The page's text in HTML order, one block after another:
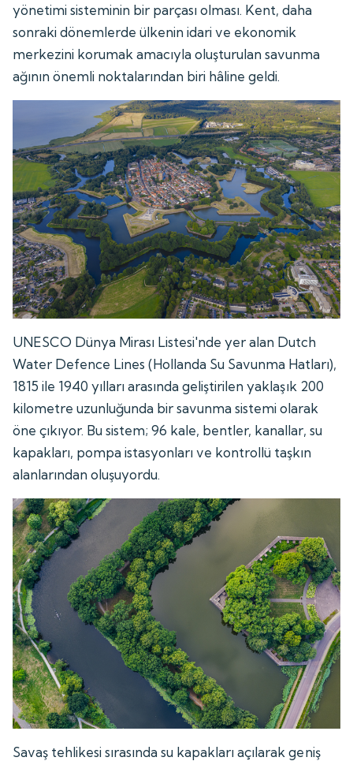
yönetimi sisteminin bir parçası olması. Kent, daha
sonraki dönemlerde ülkenin idari ve ekonomik
merkezini korumak amacıyla oluşturulan savunma
ağının önemli noktalarından biri hâline geldi.
UNESCO Dünya Mirası Listesi'nde yer alan Dutch
Water Defence Lines (Hollanda Su Savunma Hatları),
1815 ile 1940 yılları arasında geliştirilen yaklaşık 200
kilometre uzunluğunda bir savunma sistemi olarak
öne çıkıyor. Bu sistem; 96 kale, bentler, kanallar, su
kapakları, pompa istasyonları ve kontrollü taşkın
alanlarından oluşuyordu.
Savaş tehlikesi sırasında su kapakları açılarak geniş